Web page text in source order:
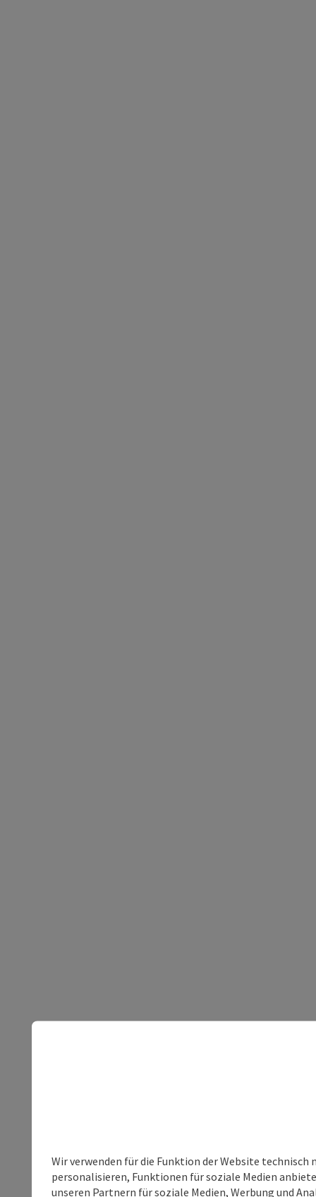
Wir verwenden für die Funktion der Website
personalisieren, Funktionen für soziale Medien
unseren Partnern für soziale Medien, Werbung und